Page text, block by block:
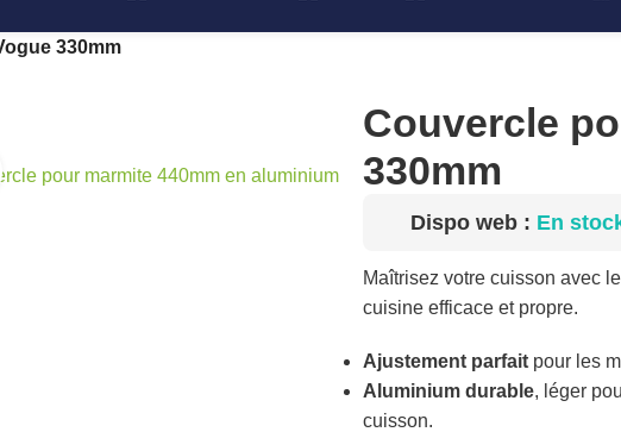
330mm
Cliquez pour agrandir
Couvercle
330mm
Dispo web : En
Maîtrisez votre cuisson avec
cuisine efficace et propre.
Ajustement parfait pour les
Aluminium durable, léger
cuisson.